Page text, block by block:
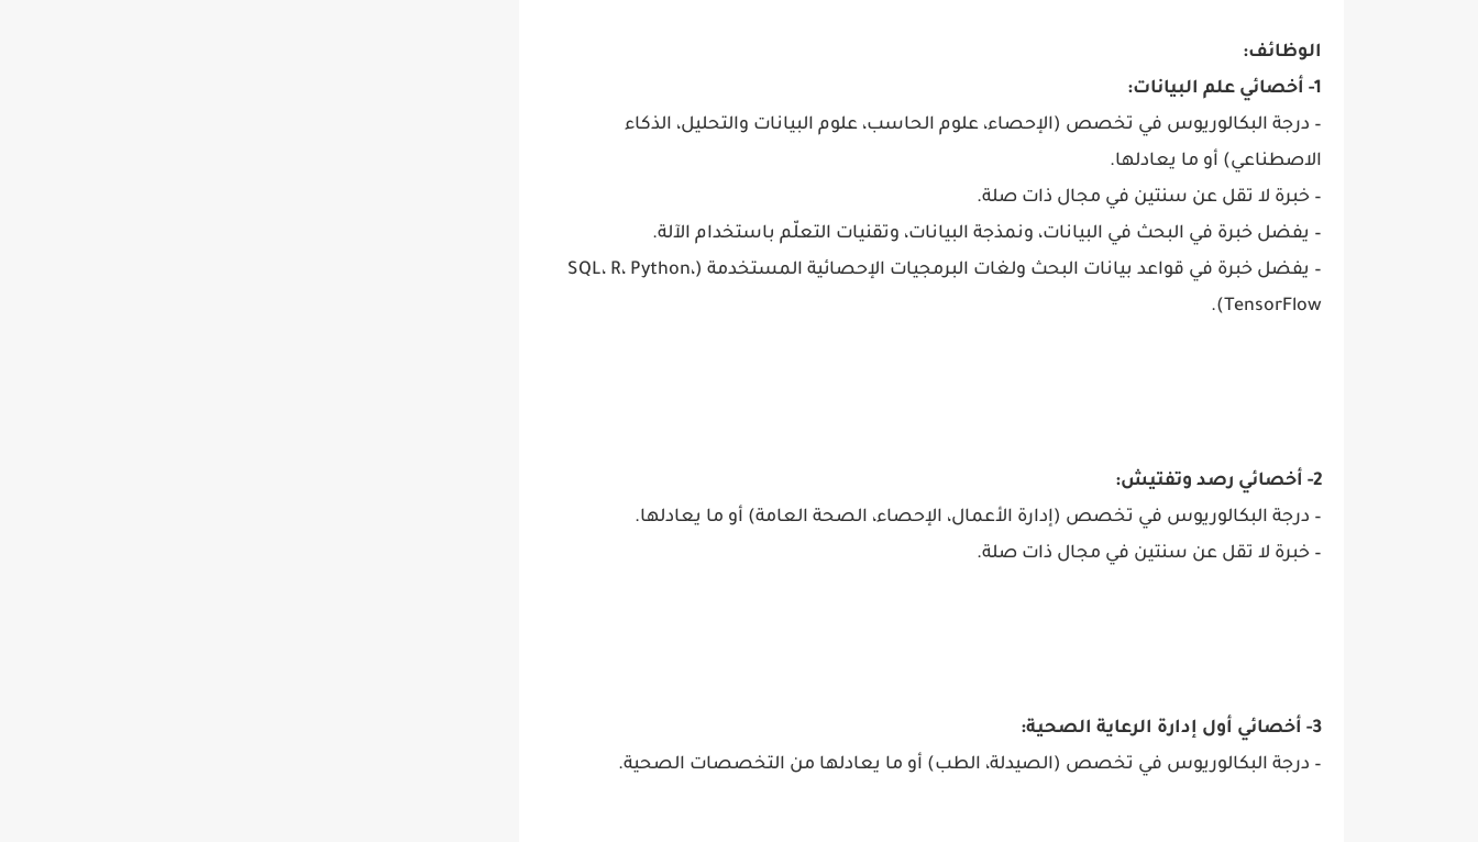
الوظائف:
1- أخصائي علم البيانات:
– درجة البكالوريوس في تخصص (الإحصاء، علوم الحاسب، علوم البيانات والتحليل، الذكاء
الاصطناعي) أو ما يعادلها.
– خبرة لا تقل عن سنتين في مجال ذات صلة.
– يفضل خبرة في البحث في البيانات، ونمذجة البيانات، وتقنيات التعلّم باستخدام الآلة.
– يفضل خبرة في قواعد بيانات البحث ولغات البرمجيات الإحصائية المستخدمة (SQL، R، Python،
TensorFlow).
2- أخصائي رصد وتفتيش:
– درجة البكالوريوس في تخصص (إدارة الأعمال، الإحصاء، الصحة العامة) أو ما يعادلها.
– خبرة لا تقل عن سنتين في مجال ذات صلة.
3- أخصائي أول إدارة الرعاية الصحية:
– درجة البكالوريوس في تخصص (الصيدلة، الطب) أو ما يعادلها من التخصصات الصحية.